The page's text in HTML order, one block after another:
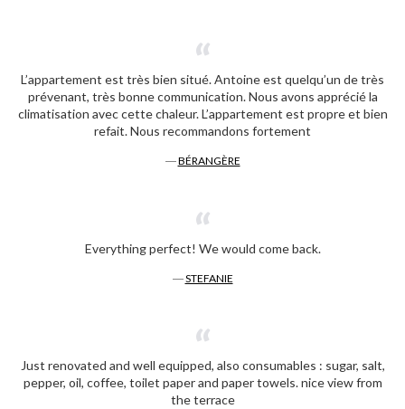
L’appartement est très bien situé. Antoine est quelqu’un de très
prévenant, très bonne communication. Nous avons apprécié la
climatisation avec cette chaleur. L’appartement est propre et bien
refait. Nous recommandons fortement
―BÉRANGÈRE
Everything perfect! We would come back.
―STEFANIE
Just renovated and well equipped, also consumables : sugar, salt,
pepper, oil, coffee, toilet paper and paper towels. nice view from
the terrace